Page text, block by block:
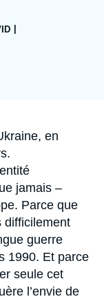
en
jamais –
Parce que
difficilement
guerre
1990. Et parce
seule cet
l’envie de